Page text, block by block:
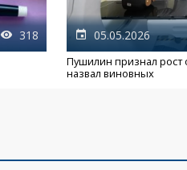
318 05.05.2026
Пушилин признал рост
назвал виновных